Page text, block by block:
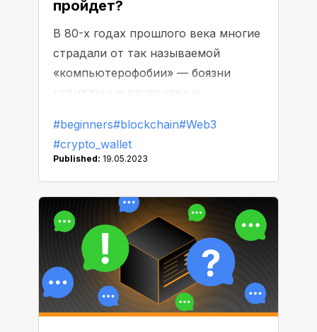
пройдет?
В 80-х годах прошлого века многие
страдали от так называемой
«компьютерофобии» — боязни
невиданных ранее умных
пользователей находились и те, кто
чувствовал себя так, будто он
происходит сейчас? Сегодня
человек проводит за компьютером
в среднем около 7 часов в день, и
этот показатель неумолимо
растет…
#beginners#blockchain#Web3
#crypto_wallet
Published: 19.05.2023